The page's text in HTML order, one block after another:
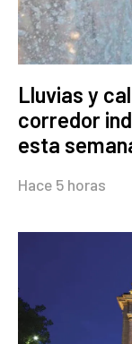
Lluvias y
corredor
esta
Hace 5 horas